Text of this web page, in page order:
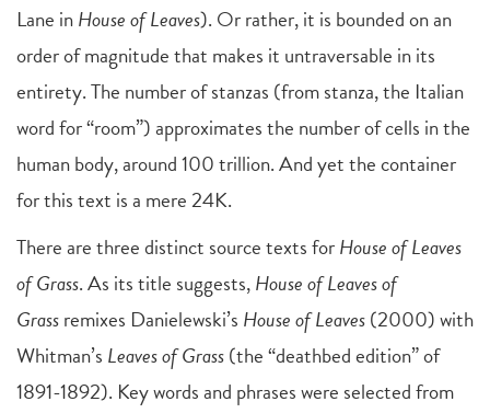
Lane inHouse of Leaves). Or rather, it is bounded on an
order of magnitude that makes it untraversable in its
entirety. The number of stanzas (from stanza, the Italian
word for “room”) approximates the number of cells in the
human body, around 100 trillion. And yet the container
for this text is a mere 24K.
There are three distinct source texts forHouse of Leaves
of Grass. As its title suggests,House of Leaves of
Grassremixes Danielewski’s House of Leaves(2000) with
Whitman’s Leaves of Grass(the “deathbed edition” of
1891-1892). Key words and phrases were selected from